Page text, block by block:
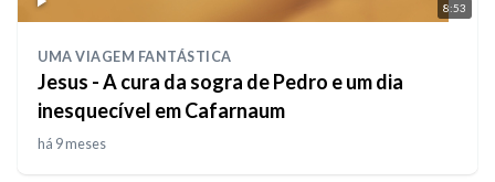
8:53
UMA VIAGEM FANTÁSTICA
Jesus - A cura da sogra de Pedro e um dia
inesquecível em Cafarnaum
há 9 meses